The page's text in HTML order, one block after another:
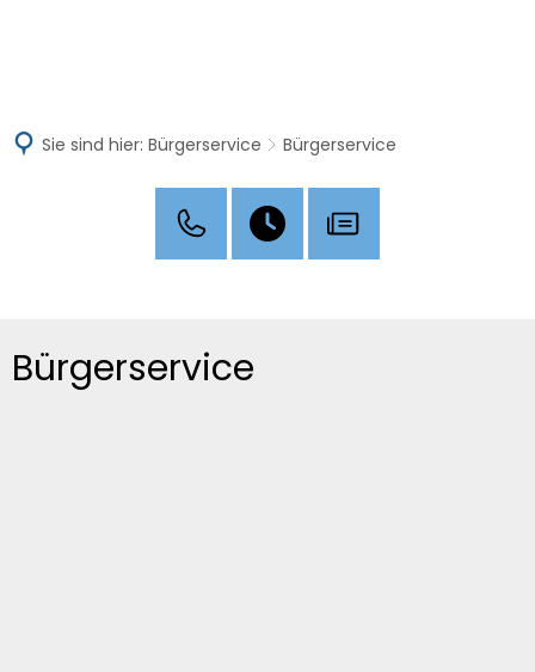
Sie sind hier: Bürgerservice Bürgerservice
Bürgerservice
Bürgerservice